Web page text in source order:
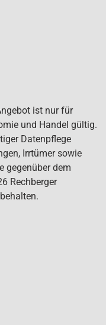
ist nur für
und Handel gültig.
Datenpflege
Irrtümer sowie
gegenüber dem
Rechberger